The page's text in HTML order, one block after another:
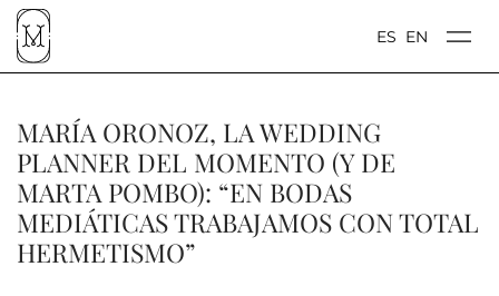
ES EN
MARÍA ORONOZ, LA WEDDING
PLANNER DEL MOMENTO (Y DE
MARTA POMBO): “EN BODAS
MEDIÁTICAS TRABAJAMOS CON TOTAL
HERMETISMO”